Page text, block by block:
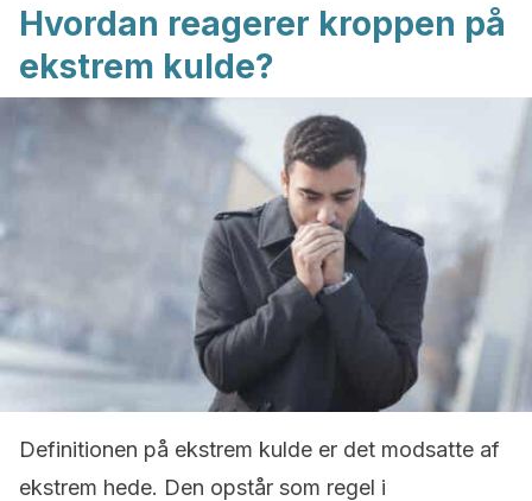
Hvordan reagerer kroppen på
ekstrem kulde?
Definitionen på ekstrem kulde er det modsatte af
ekstrem hede. Den opstår som regel i